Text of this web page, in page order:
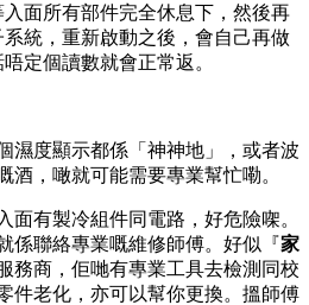
面所有部件完全休息下，然後再
統，重新啟動之後，會自己再做
定個讀數就會正常返。
濕度顯示都係「神神地」，或者波
酒，噉就可能需要專業幫忙嘞。
面有製冷組件同電路，好危險㗎。
係聯絡專業嘅維修師傅。好似『家
務商，佢哋有專業工具去檢測同校
件老化，亦可以幫你更換。搵師傅